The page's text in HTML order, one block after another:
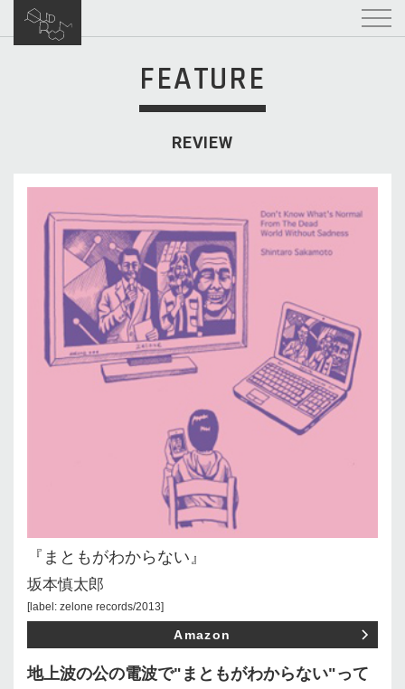
FEATURE
REVIEW
『まともがわからない』
坂本慎太郎
[label: zelone records/2013]
Amazon
地上波の公の電波で"まともがわからない"って